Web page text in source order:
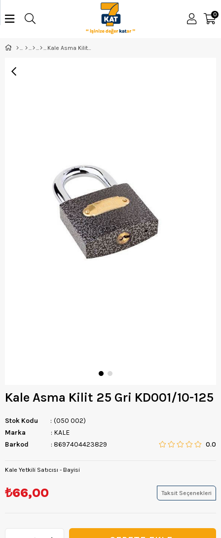
0
Kale Asma Kilit 25 Gri KD001/10-125
Stok Kodu
(050 002)
Marka
: KALE
Barkod
: 8697404423829 0.0
Kale Yetkili Satıcısı - Bayisi
₺66,00 Taksit Seçenekleri